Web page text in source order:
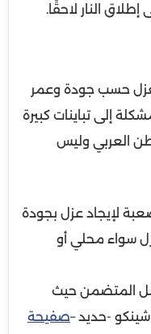
النار لاحقًا.
حسب جودة وعمر
إلى تباينات كبيرة
العربي وليس
لإيجاد عزل بجودة
سواء محلي أو
المتضمن حيث
-حديد –صفيحة